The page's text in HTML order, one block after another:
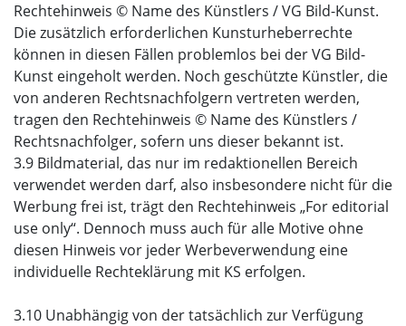
Rechtehinweis © Name des Künstlers / VG Bild-Kunst.
Die zusätzlich erforderlichen Kunsturheberrechte
können in diesen Fällen problemlos bei der VG Bild-
Kunst eingeholt werden. Noch geschützte Künstler, die
von anderen Rechtsnachfolgern vertreten werden,
tragen den Rechtehinweis © Name des Künstlers /
Rechtsnachfolger, sofern uns dieser bekannt ist.
3.9 Bildmaterial, das nur im redaktionellen Bereich
verwendet werden darf, also insbesondere nicht für die
Werbung frei ist, trägt den Rechtehinweis „For editorial
use only“. Dennoch muss auch für alle Motive ohne
diesen Hinweis vor jeder Werbeverwendung eine
individuelle Rechteklärung mit KS erfolgen.
3.10 Unabhängig von der tatsächlich zur Verfügung